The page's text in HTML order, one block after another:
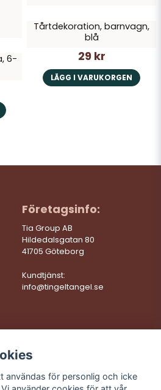
6-
Tårtdekoration, barnvagn,
blå
29 kr
LÄGG I VARUKORGEN
Företagsinfo:
Tia Group AB
Hildedalsgatan 80
41705 Göteborg
Kundtjänst:
info@tingeltangel.se
Vi levererar:
Snabba leveranser
användas för personlig och icke